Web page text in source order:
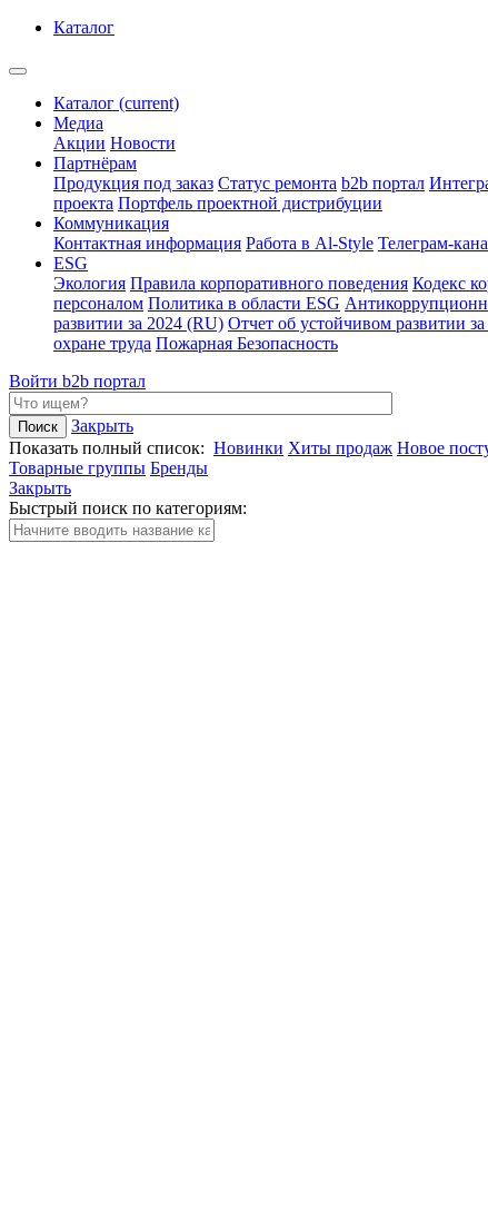
Каталог
Каталог (current)
Медиа
Акции Новости
Партнёрам
Продукция под заказ Статус ремонта b2b портал
проекта Портфель проектной дистрибуции
Коммуникация
Контактная информация Работа в Al-Style Телеграм-
ESG
Экология Правила корпоративного поведения Кодекс
персоналом Политика в области ESG
развитии за 2024 (RU) Отчет об устойчивом развитии
охране труда Пожарная Безопасность
Войти b2b портал
Закрыть
Показать полный список: Новинки Хиты продаж Новое
Товарные группы Бренды
Закрыть
Быстрый поиск по категориям: